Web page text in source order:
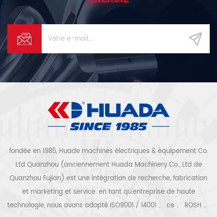
fondée en 1985, Huade machines électriques & équipement Co.
Ltd Quanzhou (anciennement Huada Machinery Co., Ltd de
Quanzhou Fujian) est une intégration de recherche, fabrication
et marketing et service. en tant qu'entreprise de haute
technologie, nous avons adopté ISO9001 / 14001 、 ce 、 ROSH 、